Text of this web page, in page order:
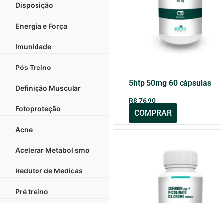
Disposição
Energia e Força
Imunidade
Pós Treino
Definição Muscular
Fotoproteção
Acne
Acelerar Metabolismo
Redutor de Medidas
Pré treino
5htp 50mg 60 cápsulas
R$76,90
COMPRAR
original
R$ 128,90.
atual
R$ 109,90.